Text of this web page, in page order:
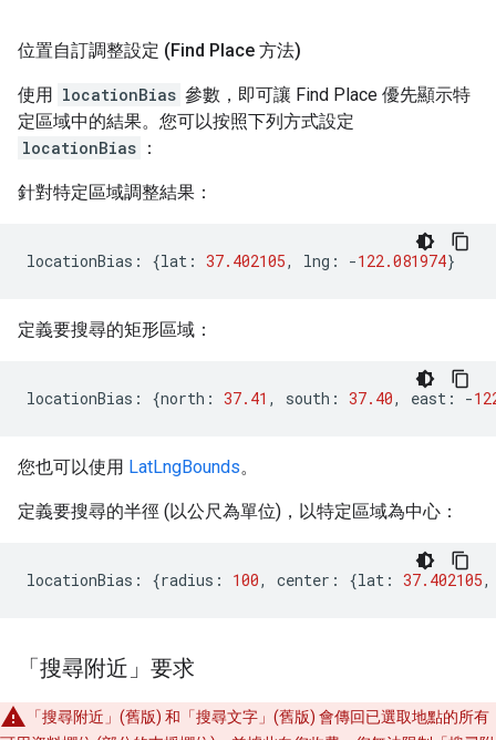
位置自訂調整設定 (Find Place 方法)
使用 locationBias 參數，即可讓 Find Place 優先顯示特
定區域中的結果。您可以按照下列方式設定
locationBias ：
針對特定區域調整結果：
locationBias : {lat : 37.402105, lng : -122.081974}
定義要搜尋的矩形區域：
locationBias : {north : 37.41 , south : 37.40, east : -
您也可以使用 LatLngBounds。
定義要搜尋的半徑 (以公尺為單位)，以特定區域為中心：
locationBias : {radius : 100, center : {lat : 37.402105,
「搜尋附近」要求
「搜尋附近」(舊版) 和「搜尋文字」(舊版) 會傳回已選取地點的所有